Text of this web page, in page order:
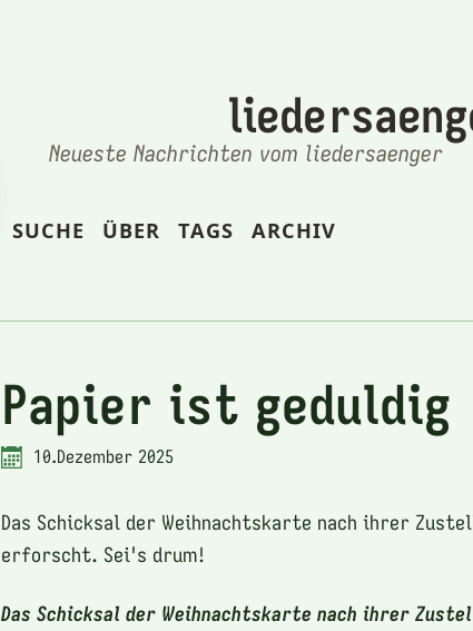
Neueste Nachrichten vom liedersaenger
SUCHE ÜBER TAGS ARCHIV
Papier ist geduldig
10.Dezember 2025
Das Schicksal der Weihnachtskarte nach ihrer
erforscht. Sei's drum!
Das Schicksal der Weihnachtskarte nach ihrer